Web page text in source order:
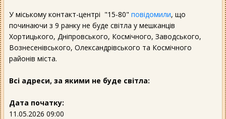
У міському контакт-центрі "15-80" повідомили, що
починаючи з 9 ранку не буде світла у мешканців
Хортицького, Дніпровського, Космічного, Заводського,
Вознесенівського, Олександрівського та Космічного
районів міста.
Всі адреси, за якими не буде світла:
Дата початку:
11.05.2026 09:00